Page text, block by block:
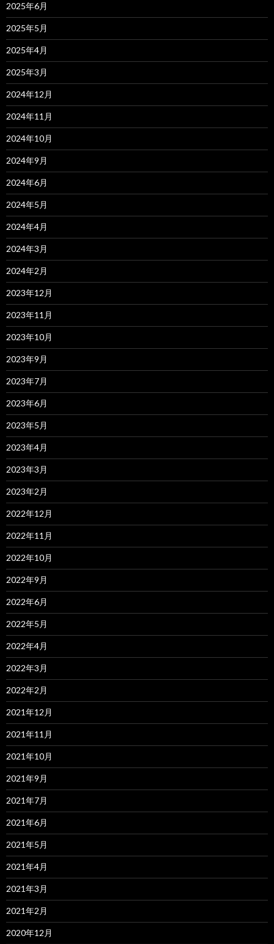
2025年6月
2025年5月
2025年4月
2025年3月
2024年12月
2024年11月
2024年10月
2024年9月
2024年6月
2024年5月
2024年4月
2024年3月
2024年2月
2023年12月
2023年11月
2023年10月
2023年9月
2023年7月
2023年6月
2023年5月
2023年4月
2023年3月
2023年2月
2022年12月
2022年11月
2022年10月
2022年9月
2022年6月
2022年5月
2022年4月
2022年3月
2022年2月
2021年12月
2021年11月
2021年10月
2021年9月
2021年7月
2021年6月
2021年5月
2021年4月
2021年3月
2021年2月
2020年12月